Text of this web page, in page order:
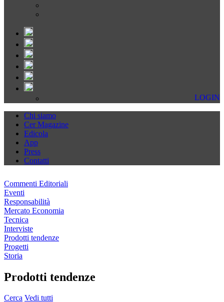
LOGIN
Chi siamo
Cer Magazine
Edicola
App
Press
Contatti
Commenti Editoriali
Eventi
Responsabilità
Mercato Economia
Tecnica
Interviste
Prodotti tendenze
Progetti
Storia
Prodotti tendenze
Cerca Vedi tutti